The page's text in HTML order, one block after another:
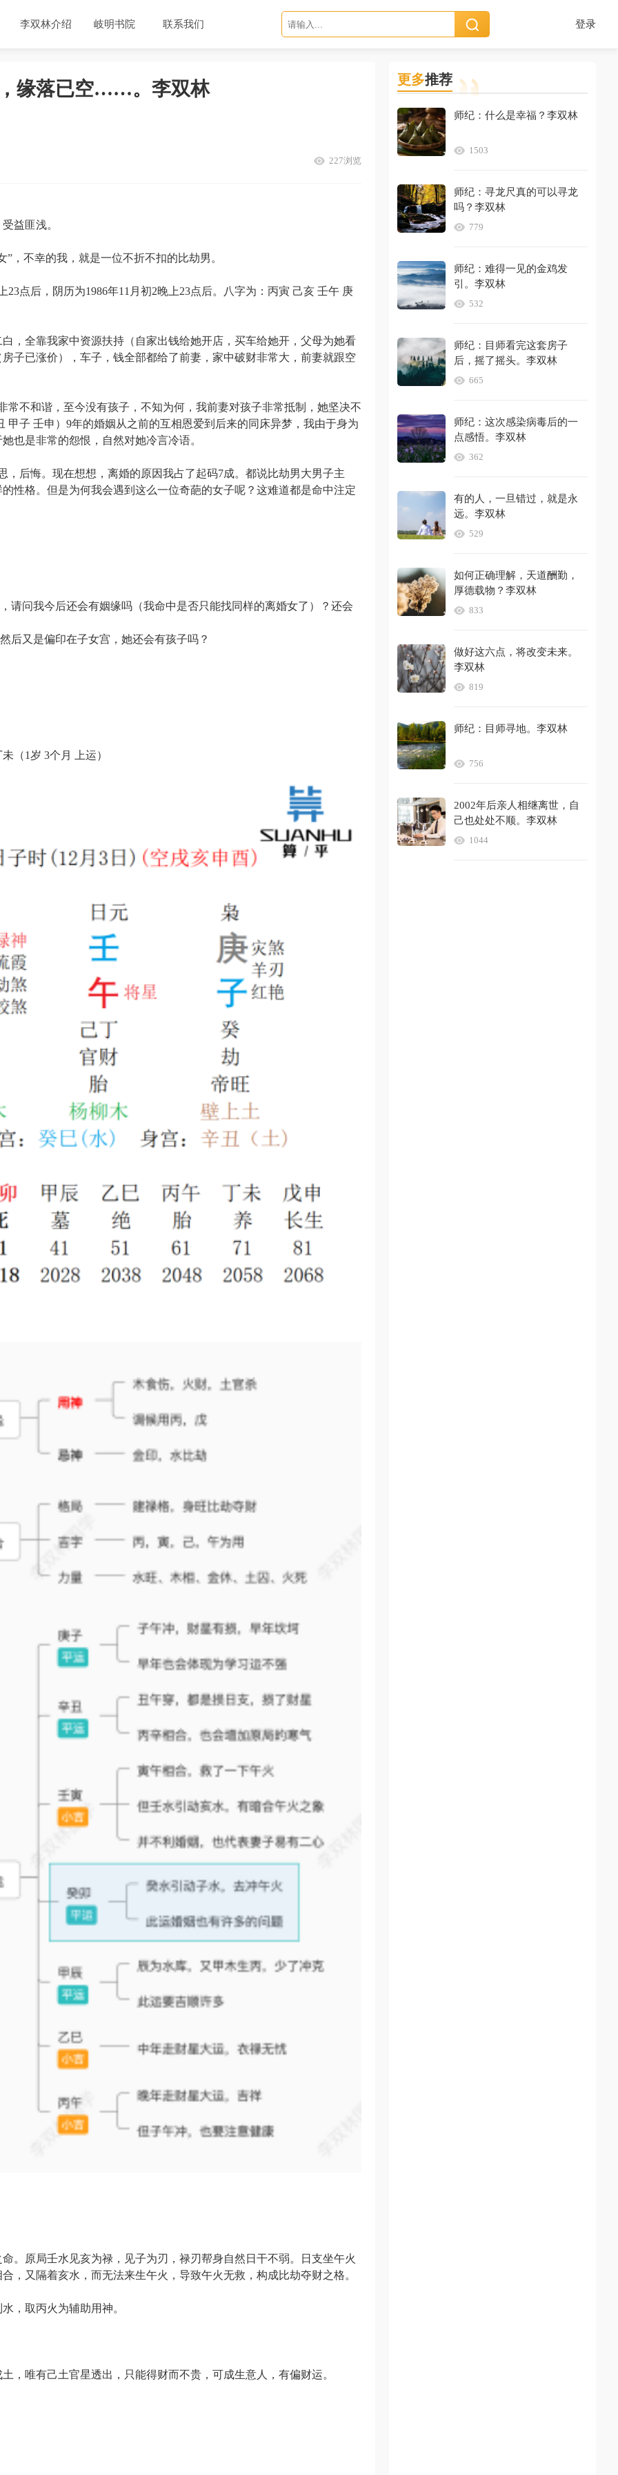
李双林介绍 岐明书院 联系我们 登录
缘落已空……。李双林
227浏览
益匪浅。
，不幸的我，就是一位不折不扣的比劫男。
点后，阴历为1986年11月初2晚上23点后。八字为：丙寅 己亥 壬午 庚
，全靠我家中资源扶持（自家出钱给她开店，买车给她开，父母为她看
子已涨价），车子，钱全部都给了前妻，家中破财非常大，前妻就跟空
常不和谐，至今没有孩子，不知为何，我前妻对孩子非常抵制，她坚决不
子 壬申）9年的婚姻从之前的互相恩爱到后来的同床异梦，我由于身为
也是非常的怨恨，自然对她冷言冷语。
后悔。现在想想，离婚的原因我占了起码7成。都说比劫男大男子主
性格。但是为何我会遇到这么一位奇葩的女子呢？这难道都是命中注定
请问我今后还会有姻缘吗（我命中是否只能找同样的离婚女了）？还会
后又是偏印在子女宫，她还会有孩子吗？
（1岁 3个月 上运）
。原局壬水见亥为禄，见子为刃，禄刃帮身自然日干不弱。日支坐午火
，又隔着亥水，而无法来生午火，导致午火无救，构成比劫夺财之格。
，取丙火为辅助用神。
，唯有己土官星透出，只能得财而不贵，可成生意人，有偏财运。
更多推荐
师纪：什么是幸福？李双林
1503
师纪：寻龙尺真的可以寻龙
吗？李双林
779
师纪：难得一见的金鸡发
引。李双林
532
师纪：目师看完这套房子
后，摇了摇头。李双林
665
师纪：这次感染病毒后的一
点感悟。李双林
362
有的人，一旦错过，就是永
远。李双林
529
如何正确理解，天道酬勤，
厚德载物？李双林
833
做好这六点，将改变未来。
李双林
819
师纪：目师寻地。李双林
756
2002年后亲人相继离世，自
己也处处不顺。李双林
1044